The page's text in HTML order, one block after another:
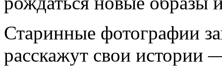
Старинные фотографии
расскажут свои истории